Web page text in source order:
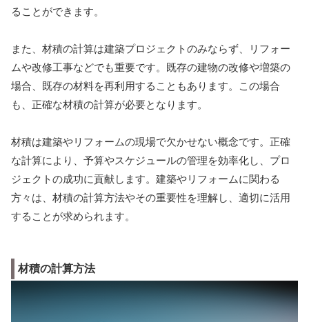
ることができます。
また、材積の計算は建築プロジェクトのみならず、リフォー
ムや改修工事などでも重要です。既存の建物の改修や増築の
場合、既存の材料を再利用することもあります。この場合
も、正確な材積の計算が必要となります。
材積は建築やリフォームの現場で欠かせない概念です。正確
な計算により、予算やスケジュールの管理を効率化し、プロ
ジェクトの成功に貢献します。建築やリフォームに関わる
方々は、材積の計算方法やその重要性を理解し、適切に活用
することが求められます。
材積の計算方法